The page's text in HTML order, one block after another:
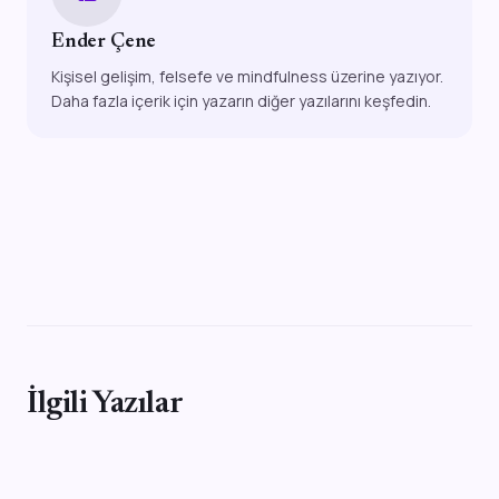
Ender Çene
Kişisel gelişim, felsefe ve mindfulness üzerine yazıyor.
Daha fazla içerik için yazarın diğer yazılarını keşfedin.
İlgili Yazılar